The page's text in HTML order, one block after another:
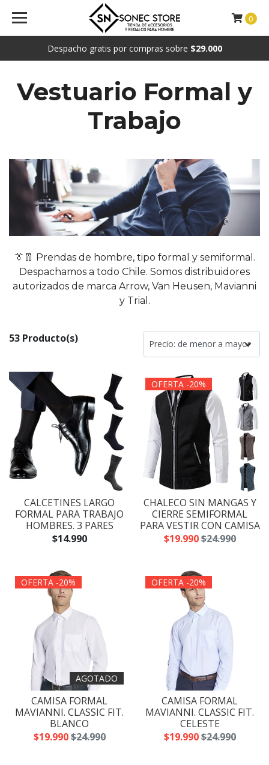
Despacho gratis por compras sobre $29.000
0
Vestuario Formal y
Trabajo
👔👖 Prendas de hombre, tipo formal y semiformal.
Despachamos a todo Chile. Somos distribuidores
autorizados de marca Arrow, Van Heusen, Mavianni
y Trial.
53 Producto(s)
CALCETINES LARGO
FORMAL PARA TRABAJO
HOMBRES. 3 PARES
$14.990
OFERTA -20%
CHALECO SIN MANGAS Y
CIERRE SEMIFORMAL
PARA VESTIR CON CAMISA
$19.990$24.990
OFERTA -20%
AGOTADO
CAMISA FORMAL
MAVIANNI. CLASSIC FIT.
BLANCO
$19.990$24.990
OFERTA -20%
CAMISA FORMAL
MAVIANNI. CLASSIC FIT.
CELESTE
$19.990$24.990